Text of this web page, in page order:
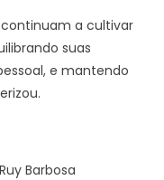
continuam a cultivar
suas
e mantendo
Barbosa